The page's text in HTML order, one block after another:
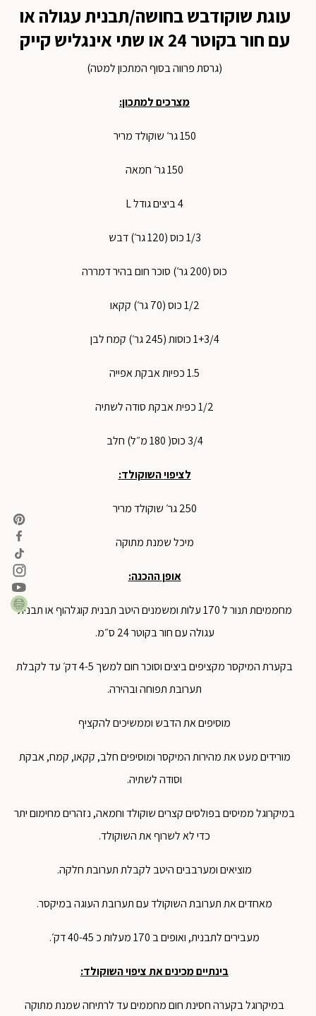
עוגת שוקודבש בחושה/תבנית עגולה או
עם חור בקוטר 24 או שתי אינגליש קייק
(גרסת פרווה בסוף המתכון למטה)
מצרכיםלמתכון:
150גר׳ שוקולדמריר
150גר׳ חמאה
4ביציםגודל
1/3כוס(120 גר׳)דבש
כוס(200 גר׳) סוכרחוםבהירדמררה
1/2כוס(70 גר׳) קקאו
1+3/4כוסות(245 גר׳) קמחלבן
1.5 כפיות אבקת אפייה
1/2כפיתאבקתסודהלשתיה
3/4 כוס( 180מ״ל) חלב
לציפויהשוקולד:
250 גר׳ שוקולדמריר
מיכלשמנתמתוקה
אופןההכנה:
מחממיםתתנורל עלותומשמניםהיטב תבניתקוגלהוףאותבנית
עגולהעםחורבקוטר24 ס״מ.
בקערתהמיקסרמקציפיםביציםוסוכרחוםלמשך 4-5דק׳ עדלקבלת
תערובתתפוחהובהירה.
מוסיפיםאתהדבש וממשיכיםלהקציף
מורידיםמעטאתמהירותהמיקסרומוסיפיםחלב, קקאו, קמח,אבקת
וסודהלשתיה.
במיקרוגלממיסיםבפולסיםקצריםשוקולדוחמאה, נזהריםמחימוםיתר
כדילאלשרוףאתהשוקולד.
מוציאיםומערבביםהיטב לקבלתתערובתחלקה.
מאחדיםאתתערובתהשוקולדעםתערובתהעוגהבמיקסר.
מעביריםלתבנית, ואופיםב מעלותכ 40-45דק׳.
בינתייםמכיניםאתציפויהשוקולד:
במיקרוגלבקערהחסינתחוםמחממיםעדלרתיחהשמנתמתוקה